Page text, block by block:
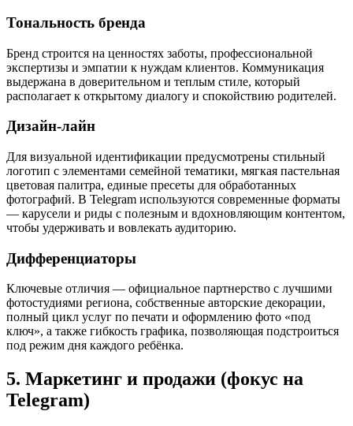
Тональность бренда
Бренд строится на ценностях заботы, профессиональной
экспертизы и эмпатии к нуждам клиентов. Коммуникация
выдержана в доверительном и теплым стиле, который
располагает к открытому диалогу и спокойствию родителей.
Дизайн-лайн
Для визуальной идентификации предусмотрены стильный
логотип с элементами семейной тематики, мягкая пастельная
цветовая палитра, единые пресеты для обработанных
фотографий. В Telegram используются современные форматы
— карусели и риды с полезным и вдохновляющим контентом,
чтобы удерживать и вовлекать аудиторию.
Дифференциаторы
Ключевые отличия — официальное партнерство с лучшими
фотостудиями региона, собственные авторские декорации,
полный цикл услуг по печати и оформлению фото «под
ключ», а также гибкость графика, позволяющая подстроиться
под режим дня каждого ребёнка.
5. Маркетинг и продажи (фокус на
Telegram)